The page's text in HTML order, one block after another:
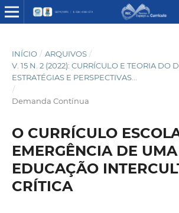
INÍCIO / ARQUIVOS /
V. 15 N. 2 (2022): CURRÍCULO E TEORIA DO
ESTRATÉGIAS E PERSPECTIVAS...
/
Demanda Contínua
O CURRÍCULO
EMERGÊNCIA DE UMA
EDUCAÇÃO
CRÍTICA